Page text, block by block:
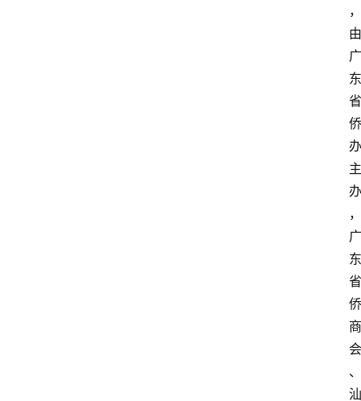
，
由
广
东
省
侨
办
主
办
，
广
东
省
侨
商
会
、
汕